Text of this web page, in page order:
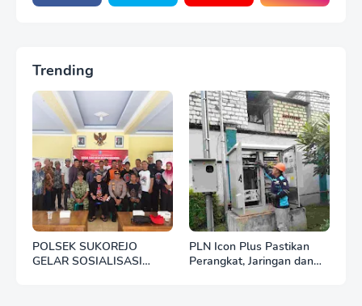
Trending
POLSEK SUKOREJO
GELAR SOSIALISASI
PLN Icon Plus Pastikan
Perangkat, Jaringan dan